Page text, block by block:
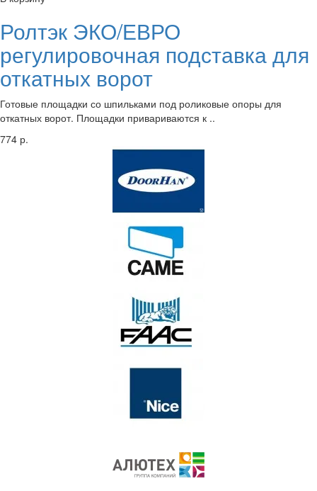
Ролтэк ЭКО/ЕВРО
регулировочная подставка для
откатных ворот
Готовые площадки со шпильками под роликовые опоры для
откатных ворот. Площадки привариваются к ..
774 р.